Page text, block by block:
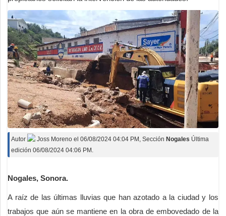
Autor Joss Moreno el 06/08/2024 04:04 PM , Sección Nogales Última
edición 06/08/2024 04:06 PM.
Nogales, Sonora.
A raíz de las últimas lluvias que han azotado a la ciudad y los
trabajos que aún se mantiene en la obra de embovedado de la